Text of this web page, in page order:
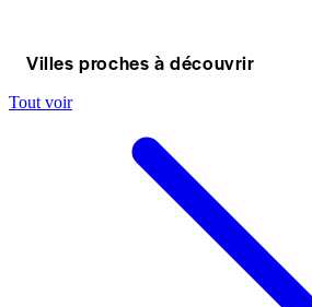
Villes proches à découvrir
Tout voir